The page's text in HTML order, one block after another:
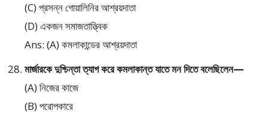
(C) প্রসন্ন গোয়ালিনির আশ্রয়দাতা
(D) একজন সমাজতাত্ত্বিক
Ans: (A) কমলাকান্ডের আশ্রয়দাতা
মার্জারকে দুশ্চিন্তা ত্যাগ করে কমলাকান্ত যাতে মন দিতে বলেছিলেন—
(A) নিজের কাজে
(B) পরোপকারে